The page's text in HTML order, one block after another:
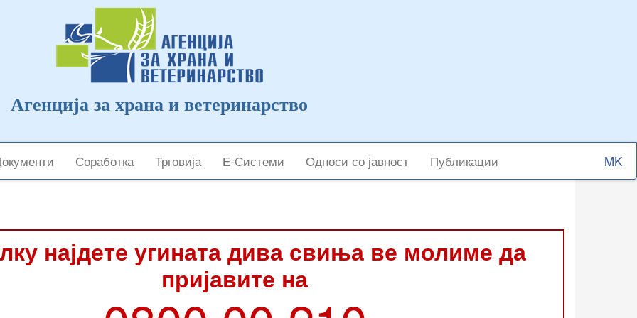
Агенција за храна и ветеринарство
Соработка Трговија Е-Системи Односи со јавност Публикации
Select
your
најдете угината дива свиња ве молиме да
пријавите на